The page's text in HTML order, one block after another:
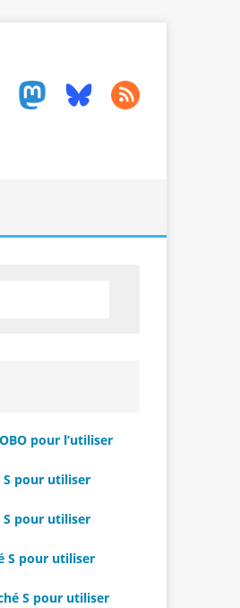
pour l’utiliser
pour utiliser
pour utiliser
S pour utiliser
S pour utiliser